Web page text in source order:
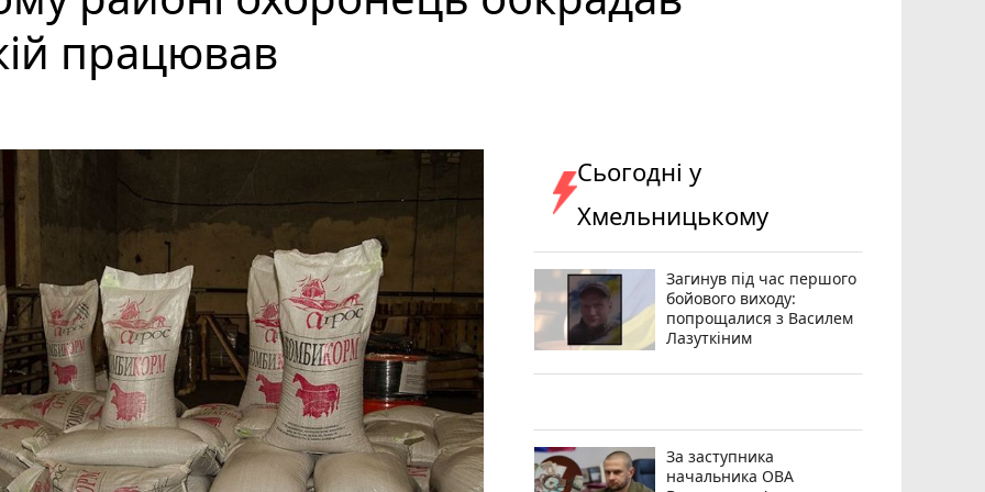
працював
Сьогодні у
Хмельницькому
Загинув під час першого
бойового виходу:
попрощалися з Василем
Лазуткіним
За заступника
начальника ОВА